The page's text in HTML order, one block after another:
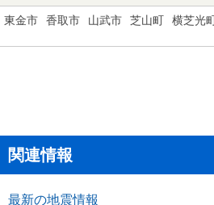
東金市 香取市 山武市 芝山町 横芝光
関連情報
最新の地震情報